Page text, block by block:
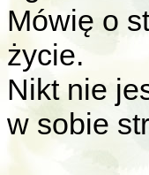
Mówię o
życie.
Nikt nie
w sobie